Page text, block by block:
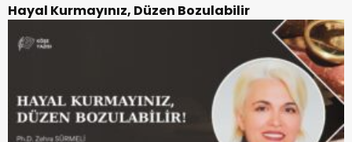
Hayal Kurmayınız, Düzen Bozulabilir